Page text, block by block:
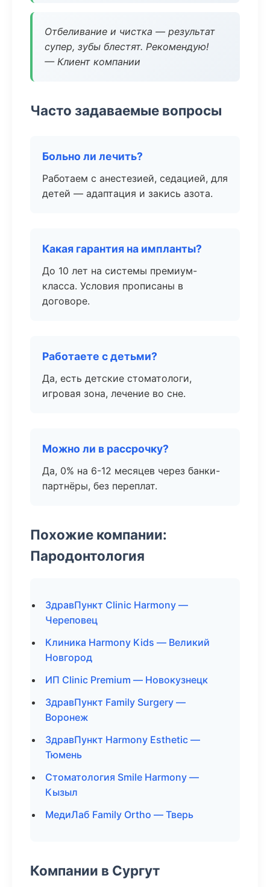
Отбеливание и чистка — результат
супер, зубы блестят. Рекомендую!
— Клиент компании
Часто задаваемые вопросы
Больно ли лечить?
Работаем с анестезией, седацией, для
детей — адаптация и закись азота.
Какая гарантия на импланты?
До 10 лет на системы премиум-
класса. Условия прописаны в
договоре.
Работаете с детьми?
Да, есть детские стоматологи,
игровая зона, лечение во сне.
Можно ли в рассрочку?
Да, 0% на 6-12 месяцев через банки-
партнёры, без переплат.
Похожие компании:
Пародонтология
ЗдравПункт Clinic Harmony —
Череповец
Клиника Harmony Kids — Великий
Новгород
ИП Clinic Premium — Новокузнецк
ЗдравПункт Family Surgery —
Воронеж
ЗдравПункт Harmony Esthetic —
Тюмень
Стоматология Smile Harmony —
Кызыл
МедиЛаб Family Ortho — Тверь
Компании в Сургут